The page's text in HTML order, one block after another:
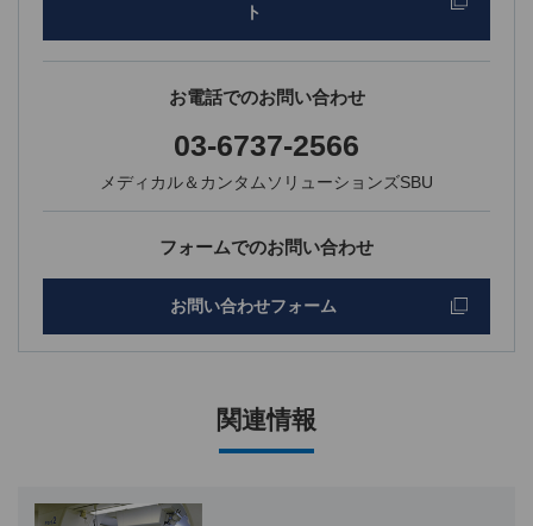
ト
お電話でのお問い合わせ
03-6737-2566
メディカル＆カンタムソリューションズSBU
フォームでのお問い合わせ
お問い合わせフォーム
関連情報